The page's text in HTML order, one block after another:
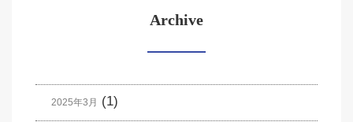
Archive
2025年3月 (1)